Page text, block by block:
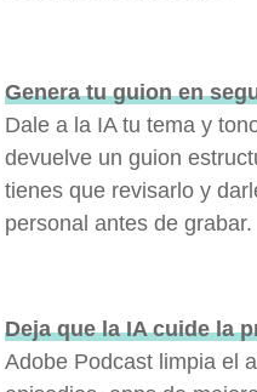
Genera tu guion en
Dale a la IA tu tema y
devuelve un guion
tienes que revisarlo y
personal antes de grabar.
Deja que la IA cuide la
Adobe Podcast limpia el